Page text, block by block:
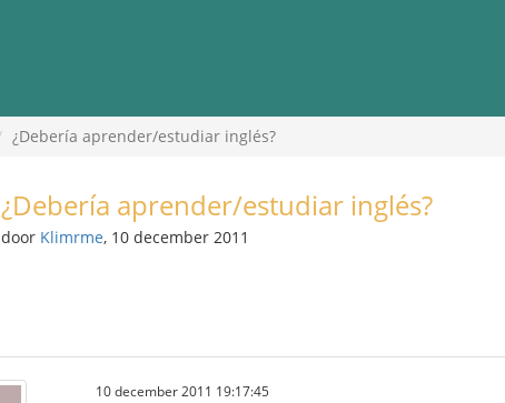
¿Debería aprender/estudiar inglés?
¿Debería aprender/estudiar inglés?
door Klimrme, 10 december 2011
10 december 2011 19:17:45